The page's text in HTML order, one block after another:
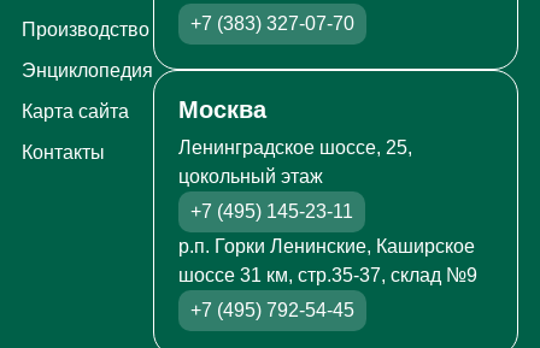
Производство
Энциклопедия
Карта сайта
Контакты
+7 (383) 327-07-70
Москва
Ленинградское шоссе, 25,
цокольный этаж
+7 (495) 145-23-11
р.п. Горки Ленинские, Каширское
шоссе 31 км, стр.35-37, склад №9
+7 (495) 792-54-45